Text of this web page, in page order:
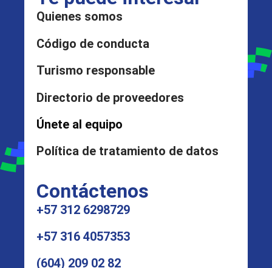
Quienes somos
Código de conducta
Turismo responsable
Directorio de proveedores
Únete al equipo
Política de tratamiento de datos
Contáctenos
+57 312 6298729
+57 316 4057353
(604) 209 02 82